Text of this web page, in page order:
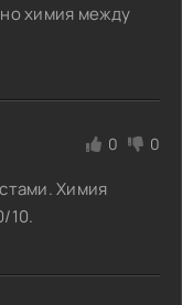
химия между
0 0
Химия
10.